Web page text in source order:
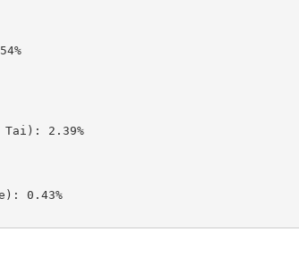
Tai): 2.39%
0.43%